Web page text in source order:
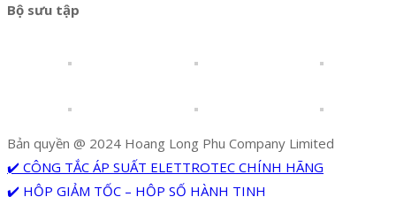
Bộ sưu tập
Bản quyền @ 2024 Hoang Long Phu Company Limited
✔️ CÔNG TẮC ÁP SUẤT ELETTROTEC CHÍNH HÃNG
✔️ HỘP GIẢM TỐC – HỘP SỐ HÀNH TINH